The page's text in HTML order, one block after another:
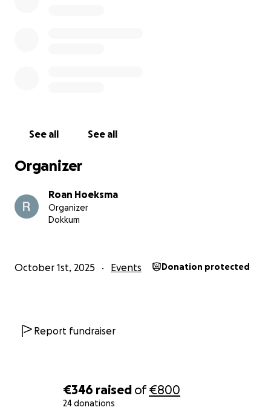
€346 raised of€800
24 donations
See all See all
Organizer
Roan Hoeksma
Organizer
Dokkum
October 1st, 2025 Events Donation protected
Report fundraiser